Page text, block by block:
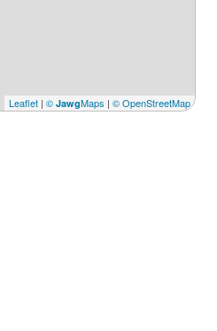
Leaflet | © JawgMaps | © OpenStreetMap